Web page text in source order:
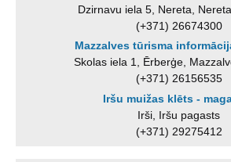
Dzirnavu iela 5, Nereta,
(+371) 26674300
Mazzalves tūrisma
Skolas iela 1, Ērberģe,
(+371) 26156535
Iršu muižas klēts -
Irši, Iršu pagasts
(+371) 29275412